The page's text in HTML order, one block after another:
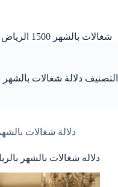
شغالات بالشهر 1500 الرياض
التصنيف دلالة شغالات بالشهر
دلالة شغالات
دلاله شغالات بالشهر بالرياض